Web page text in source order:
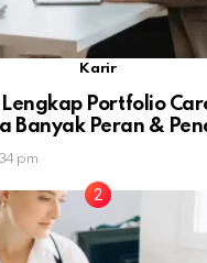
Karir
Portfolio
Banyak Peran &
pm